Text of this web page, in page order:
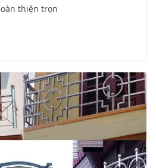
thiện trọn